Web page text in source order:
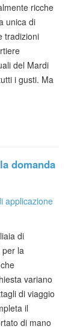
ricche
unica di
tradizioni
del Mardi
i gusti. Ma
domanda
applicazione
di
per la
variano
di viaggio
il
di mano